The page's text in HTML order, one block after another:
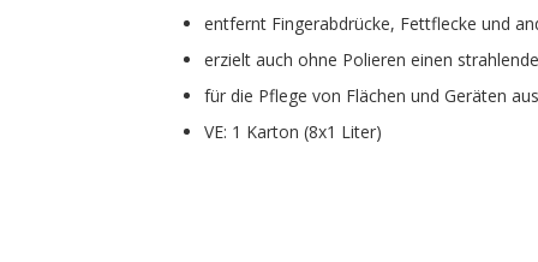
entfernt Fingerabdrücke, Fettflecke und
erzielt auch ohne Polieren einen
für die Pflege von Flächen und Geräten
VE: 1 Karton (8x1 Liter)